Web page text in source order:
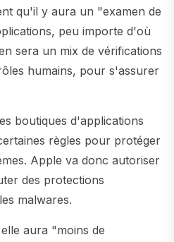
qu'il y aura un "examen de
peu importe d'où
sera un mix de vérifications
humains, pour s'assurer
boutiques d'applications
règles pour protéger
Apple va donc autoriser
des protections
malwares.
aura "moins de